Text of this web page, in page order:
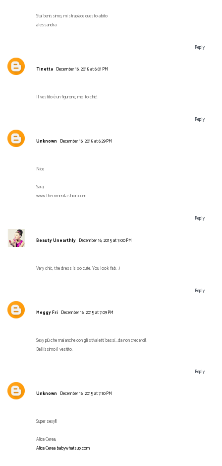
Stai benissimo, mi strapiace questo abito
alessandra
Reply
Tinetta December 16, 2015 at 6:01 PM
Il vestito è un figurone, molto chic!
Reply
Unknown December 16, 2015 at 6:29 PM
Nice
Sara,
www.thecrimeofashion.com
Reply
Beauty Unearthly December 16, 2015 at 7:00 PM
Very chic, the dress is so cute. You look fab. :)
Reply
Meggy Fri December 16, 2015 at 7:09 PM
Sexy più che mai anche con gli stivaletti bassi...da non crederci!!!
Bellissimo il vestito.
Reply
Unknown December 16, 2015 at 7:10 PM
Super sexy!!!
Alice Cerea,
Alice Cerea babywhatsup.com